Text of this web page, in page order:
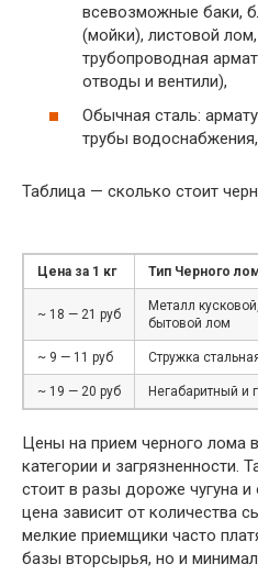
всевозможные баки,
(мойки), листовой
трубопроводная
отводы и вентили),
Обычная сталь:
трубы
Таблица — сколько стоит
Цена за 1 кг Тип Черного
~ 18 — 21 руб
Металл
бытовой лом
~ 9 — 11 руб Стружка
~ 19 — 20 руб Негабаритный и
Цены на прием черного лома
категории и загрязненности.
стоит в разы дороже чугуна
цена зависит от количества
мелкие приемщики часто
базы вторсырья, но и